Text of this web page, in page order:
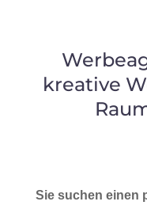
kreative
Sie suchen einen